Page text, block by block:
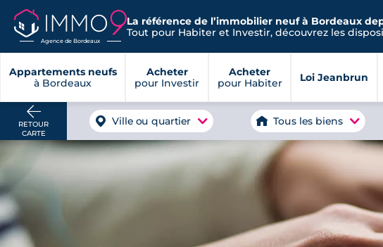
Agence de Bordeaux
La référence de l’immobilier neuf à Bordeaux
Tout pour Habiter et Investir, découvrez les
Appartements neufs
à Bordeaux
Acheter
pour Investir
Acheter
pour Habiter
Loi Jeanbrun
RETOUR
CARTE
Ville ou quartier Tous les biens